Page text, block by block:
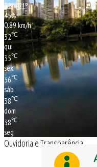
32º - 21º
45%
0.89 km/h
32℃
qui
35℃
sex
36℃
sáb
38℃
dom
38℃
seg
Ouvidoria e Transparência